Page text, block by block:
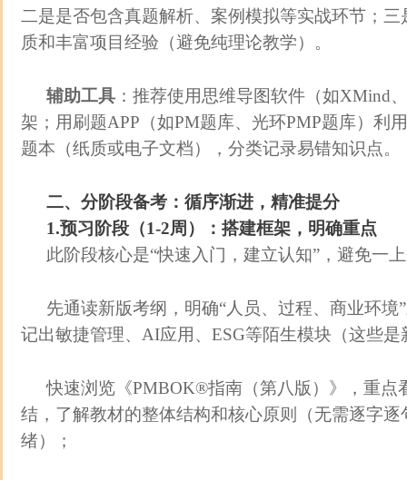
二是是否包含真题解析、案例模拟等实战环节；
质和丰富项目经验（避免纯理论教学）。
辅助工具 ：推荐使用思维导图软件（如XMind
架；用刷题APP（如PM题库、光环PMP题库）利
题本（纸质或电子文档），分类记录易错知识点。
二、分阶段备考：循序渐进，精准提分
1.预习阶段（1-2周）：搭建框架，明确重点
此阶段核心是“快速入门，建立认知”，避免一
先通读新版考纲，明确“人员、过程、商业环境
记出敏捷管理、AI应用、ESG等陌生模块（这些
快速浏览《PMBOK®指南（第八版）》，重点
结，了解教材的整体结构和核心原则（无需逐字
绪）；